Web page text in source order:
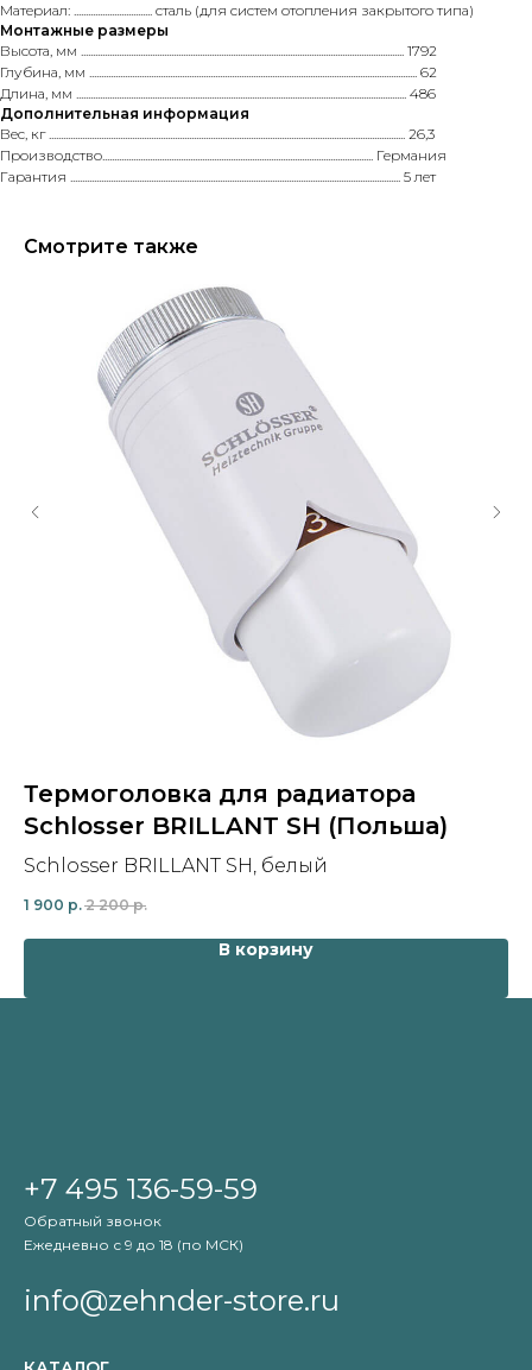
Материал: ................................. сталь (для систем отопления закрытого типа)
Монтажные размеры
Высота, мм ........................................................................................................................................ 1792
Глубина, мм .......................................................................................................................................... 62
Длина, мм ........................................................................................................................................... 486
Дополнительная информация
Вес, кг ...................................................................................................................................................... 26,3
Производство.................................................................................................................. Германия
Гарантия ........................................................................................................................................... 5 лет
Смотрите также
Термоголовка для радиатора
Schlosser BRILLANT SH (Польша)
Schlosser BRILLANT SH, белый
1 900 р. 2 200 р.
В корзину
+7 495 136-59-59
Обратный звонок
Ежедневно с 9 до 18 (по МСК)
info@zehnder-store.ru